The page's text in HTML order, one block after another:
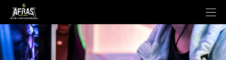
t
g
g
l
e